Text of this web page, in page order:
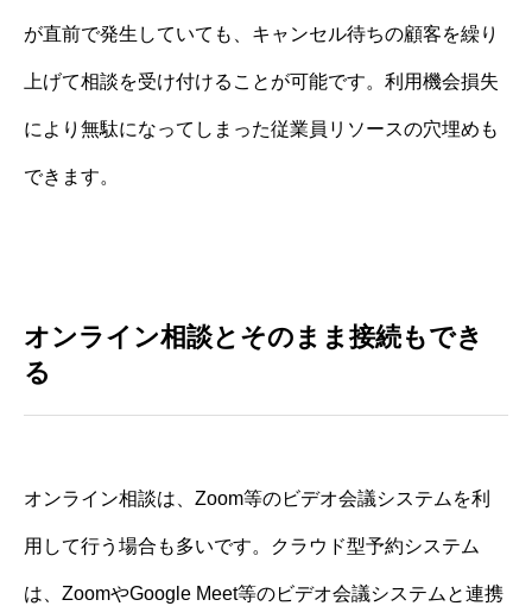
が直前で発生していても、キャンセル待ちの顧客を繰り
上げて相談を受け付けることが可能です。利用機会損失
により無駄になってしまった従業員リソースの穴埋めも
できます。
オンライン相談とそのまま接続もでき
る
オンライン相談は、Zoom等のビデオ会議システムを利
用して行う場合も多いです。クラウド型予約システム
は、ZoomやGoogle Meet等のビデオ会議システムと連携